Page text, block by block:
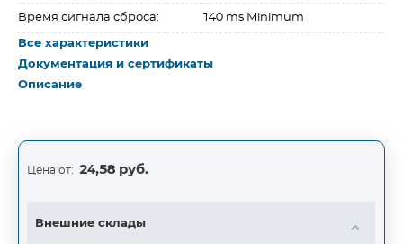
Время сигнала сброса: 140 ms Minimum
Все характеристики
Документация и сертификаты
Описание
Цена от: 24,58 руб.
Внешние склады